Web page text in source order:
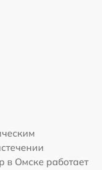
в Омске работает